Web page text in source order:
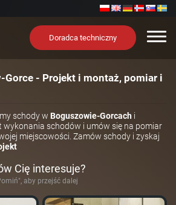
Doradca techniczny
Gorce - Projekt i montaż, pomiar i
schody w Boguszowie-Gorcach i
wykonania schodów i umów się na pomiar
miejscowości. Zamów schody i zyskaj
Cię interesuje?
aby przejść dalej